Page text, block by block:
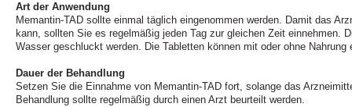
Art der Anwendung
Memantin-TAD sollte einmal täglich eingenommen werden. Damit das
kann, sollten Sie es regelmäßig jeden Tag zur gleichen Zeit einnehmen.
Wasser geschluckt werden. Die Tabletten können mit oder ohne Nahrung
Dauer der Behandlung
Setzen Sie die Einnahme von Memantin-TAD fort, solange das
Behandlung sollte regelmäßig durch einen Arzt beurteilt werden.